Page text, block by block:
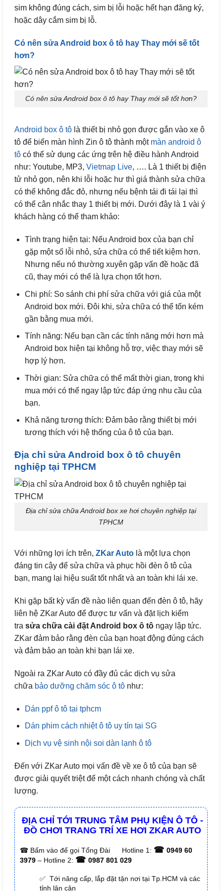
sim không đúng cách, sim bị lỗi hoặc hết hạn đăng ký,
hoặc dây cắm sim bị lỗ.
Có nên sửa Android box ô tô hay Thay mới sẽ tốt
hơn?
Có nên sửa Android box ô tô hay Thay mới sẽ tốt hơn?
Android box ô tô là thiết bị nhỏ gọn được gắn vào xe ô
tô để biến màn hình Zin ô tô thành một màn android ô
tô có thể sử dụng các ứng trên hệ điều hành Android
như: Youtube, MP3, Vietmap Live, …. Là 1 thiết bị điện
tử nhỏ gọn, nên khi lỗi hoặc hư thì giá thành sửa chữa
có thể không đắc đỏ, nhưng nếu bệnh tái đi tái lại thì
có thể cân nhắc thay 1 thiết bị mới. Dưới đây là 1 vài ý
khách hàng có thể tham khảo:
Tình trạng hiện tại: Nếu Android box của bạn chỉ
gặp một số lỗi nhỏ, sửa chữa có thể tiết kiệm hơn.
Nhưng nếu nó thường xuyên gặp vấn đề hoặc đã
cũ, thay mới có thể là lựa chọn tốt hơn.
Chi phí: So sánh chi phí sửa chữa với giá của một
Android box mới. Đôi khi, sửa chữa có thể tốn kém
gần bằng mua mới.
Tính năng: Nếu bạn cần các tính năng mới hơn mà
Android box hiện tại không hỗ trợ, việc thay mới sẽ
hợp lý hơn.
Thời gian: Sửa chữa có thể mất thời gian, trong khi
mua mới có thể ngay lập tức đáp ứng nhu cầu của
bạn.
Khả năng tương thích: Đảm bảo rằng thiết bị mới
tương thích với hệ thống của ô tô của bạn.
Địa chỉ sửa Android box ô tô chuyên
nghiệp tại TPHCM
Địa chỉ sửa chữa Android box xe hơi chuyên nghiệp tại
TPHCM
Với những lợi ích trên, ZKar Auto là một lựa chọn
đáng tin cậy để sửa chữa và phục hồi đèn ô tô của
bạn, mang lại hiệu suất tốt nhất và an toàn khi lái xe.
Khi gặp bất kỳ vấn đề nào liên quan đến đèn ô tô, hãy
liên hệ ZKar Auto để được tư vấn và đặt lịch kiểm
tra sửa chữa cài đặt Android box ô tô ngay lập tức.
ZKar đảm bảo rằng đèn của bạn hoạt động đúng cách
và đảm bảo an toàn khi bạn lái xe.
Ngoài ra ZKar Auto có đầy đủ các dịch vụ sửa
chữa bảo dưỡng chăm sóc ô tô như:
Dán ppf ô tô tại tphcm
Dán phim cách nhiệt ô tô uy tín tại SG
Dịch vụ vệ sinh nội soi dàn lạnh ô tô
Đến với ZKar Auto mọi vấn đề về xe ô tô của bạn sẽ
được giải quyết triệt để một cách nhanh chóng và chất
lượng.
ĐỊA CHỈ TỚI TRUNG TÂM PHỤ KIỆN Ô TÔ -
ĐỒ CHƠI TRANG TRÍ XE HƠI ZKAR AUTO
☎ Bấm vào để gọi Tổng Đài Hotline 1: ☎ 0949 60
3979 – Hotline 2: ☎ 0987 801 029
✅ Tới nâng cấp, lắp đặt tận nơi tại Tp.HCM và các
tỉnh lân cận